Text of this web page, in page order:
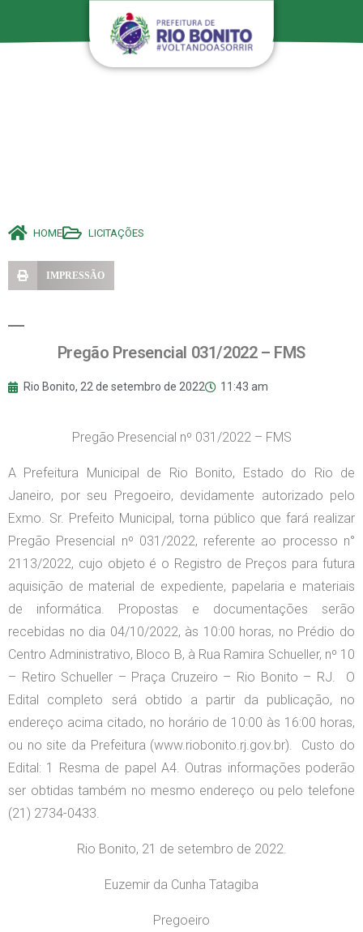
HOME LICITAÇÕES
IMPRESSÃO
Pregão Presencial 031/2022 – FMS
Rio Bonito, 22 de setembro de 2022 11:43 am
Pregão Presencial nº 031/2022 – FMS
A Prefeitura Municipal de Rio Bonito, Estado do Rio de
Janeiro, por seu Pregoeiro, devidamente autorizado pelo
Exmo. Sr. Prefeito Municipal, torna público que fará realizar
Pregão Presencial nº 031/2022, referente ao processo n°
2113/2022, cujo objeto é o Registro de Preços para futura
aquisição de material de expediente, papelaria e materiais
de informática. Propostas e documentações serão
recebidas no dia 04/10/2022, às 10:00 horas, no Prédio do
Centro Administrativo, Bloco B, à Rua Ramira Schueller, nº 10
– Retiro Schueller – Praça Cruzeiro – Rio Bonito – RJ. O
Edital completo será obtido a partir da publicação, no
endereço acima citado, no horário de 10:00 às 16:00 horas,
ou no site da Prefeitura (www.riobonito.rj.gov.br). Custo do
Edital: 1 Resma de papel A4. Outras informações poderão
ser obtidas também no mesmo endereço ou pelo telefone
(21) 2734-0433.
Rio Bonito, 21 de setembro de 2022.
Euzemir da Cunha Tatagiba
Pregoeiro